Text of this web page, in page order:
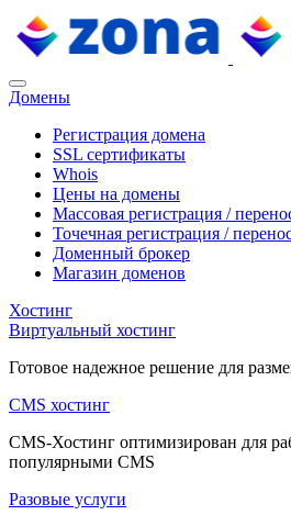
Домены
Регистрация домена
SSL сертификаты
Whois
Цены на домены
Массовая регистрация /
Точечная регистрация /
Доменный брокер
Магазин доменов
Хостинг
Виртуальный хостинг
Готовое надежное решение для
CMS хостинг
CMS-Хостинг оптимизирован для
популярными CMS
Разовые услуги